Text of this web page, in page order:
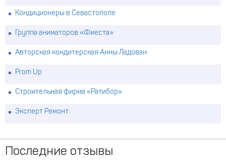
Кондиционеры в Севастополе
Группа аниматоров «Фиеста»
Авторская кондитерская Анны Ладован
Prom Up
Строительная фирма «Ратибор»
Эксперт Ремонт
Последние отзывы